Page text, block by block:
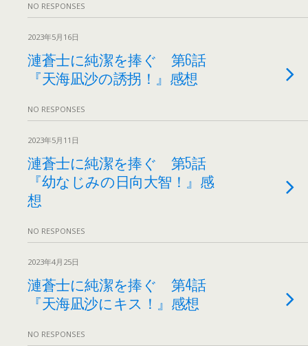
NO RESPONSES
2023年5月16日
漣蒼士に純潔を捧ぐ 第6話
『天海凪沙の誘拐！』感想
NO RESPONSES
2023年5月11日
漣蒼士に純潔を捧ぐ 第5話
『幼なじみの日向大智！』感
想
NO RESPONSES
2023年4月25日
漣蒼士に純潔を捧ぐ 第4話
『天海凪沙にキス！』感想
NO RESPONSES